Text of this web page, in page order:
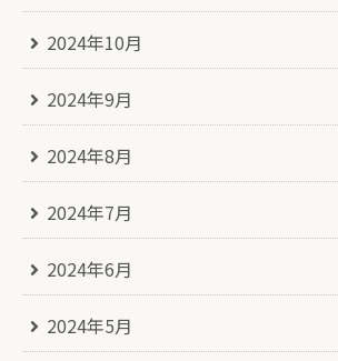
2024年10月
2024年9月
2024年8月
2024年7月
2024年6月
2024年5月